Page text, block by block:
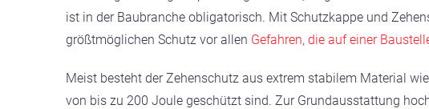
ist in der Baubranche obligatorisch. Mit Schutzkappe und
größtmöglichen Schutz vor allen Gefahren, die auf einer
Meist besteht der Zehenschutz aus extrem stabilem Material
von bis zu 200 Joule geschützt sind. Zur Grundausstattung